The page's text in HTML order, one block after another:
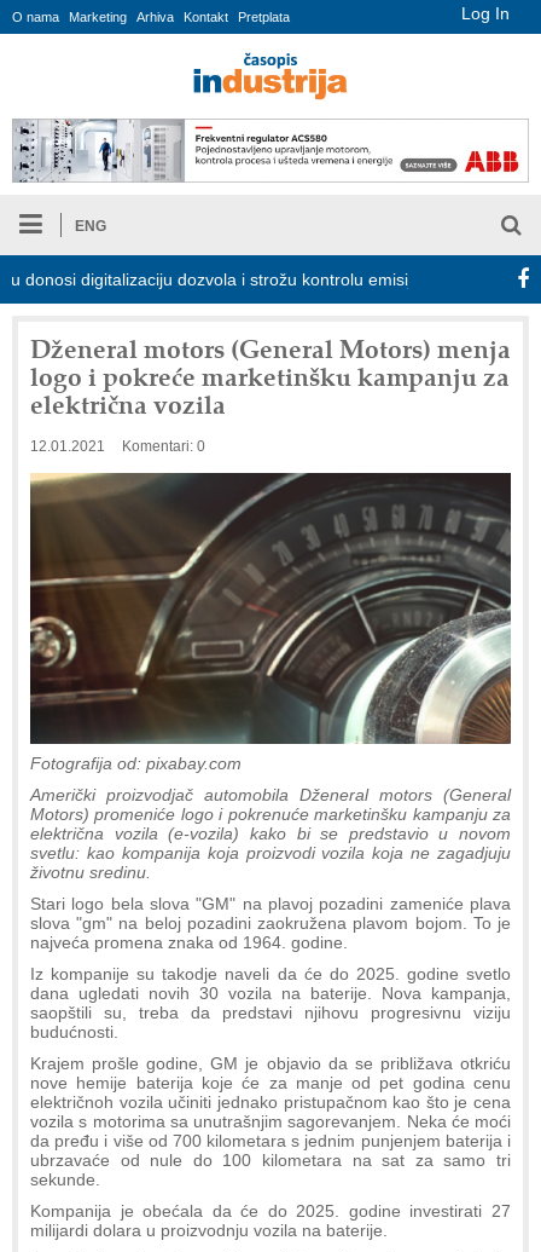
Log In
O nama Marketing Arhiva Kontakt Pretplata
ENG
digitalizaciju dozvola i strožu kontrolu emisija Proizvodnja
Dženeral motors (General Motors) menja
logo i pokreće marketinšku kampanju za
električna vozila
12.01.2021 Komentari: 0
Fotografija od: pixabay.com
Američki proizvodjač automobila Dženeral motors (General
Motors) promeniće logo i pokrenuće marketinšku kampanju za
električna vozila (e-vozila) kako bi se predstavio u novom
svetlu: kao kompanija koja proizvodi vozila koja ne zagadjuju
životnu sredinu.
Stari logo bela slova "GM" na plavoj pozadini zameniće plava
slova "gm" na beloj pozadini zaokružena plavom bojom. To je
najveća promena znaka od 1964. godine.
Iz kompanije su takodje naveli da će do 2025. godine svetlo
dana ugledati novih 30 vozila na baterije. Nova kampanja,
saopštili su, treba da predstavi njihovu progresivnu viziju
budućnosti.
Krajem prošle godine, GM je objavio da se približava otkriću
nove hemije baterija koje će za manje od pet godina cenu
električnoh vozila učiniti jednako pristupačnom kao što je cena
vozila s motorima sa unutrašnjim sagorevanjem. Neka će moći
da pređu i više od 700 kilometara s jednim punjenjem baterija i
ubrzavaće od nule do 100 kilometara na sat za samo tri
sekunde.
Kompanija je obećala da će do 2025. godine investirati 27
milijardi dolara u proizvodnju vozila na baterije.